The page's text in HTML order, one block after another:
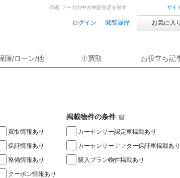
サイ
ログイン 閲覧履歴 お気に入り
険/ローン/他 車買取 お役立ち記
日産 フーガの中古車販売店を探す
買取情報あり
保証情報あり
整備情報あり
クーポン情報あり
掲載物件の条件
カーセンサー認定車掲載あり
カーセンサーアフター保証車掲載あり
購入プラン物件掲載あり